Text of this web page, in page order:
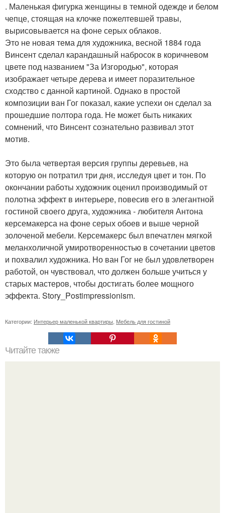
. Маленькая фигурка женщины в темной одежде и белом
чепце, стоящая на клочке пожелтевшей травы,
вырисовывается на фоне серых облаков.
Это не новая тема для художника, весной 1884 года
Винсент сделал карандашный набросок в коричневом
цвете под названием "За Изгородью", которая
изображает четыре дерева и имеет поразительное
сходство с данной картиной. Однако в простой
композиции ван Гог показал, какие успехи он сделал за
прошедшие полтора года. Не может быть никаких
сомнений, что Винсент сознательно развивал этот
мотив.
Это была четвертая версия группы деревьев, на
которую он потратил три дня, исследуя цвет и тон. По
окончании работы художник оценил производимый от
полотна эффект в интерьере, повесив его в элегантной
гостиной своего друга, художника - любителя Антона
керсемакерса на фоне серых обоев и выше черной
золоченой мебели. Керсемакерс был впечатлен мягкой
меланхоличной умиротворенностью в сочетании цветов
и похвалил художника. Но ван Гог не был удовлетворен
работой, он чувствовал, что должен больше учиться у
старых мастеров, чтобы достигать более мощного
эффекта. Story_Postimpressionism.
Категории: Интерьер маленькой квартиры Мебель для гостиной
Читайте также